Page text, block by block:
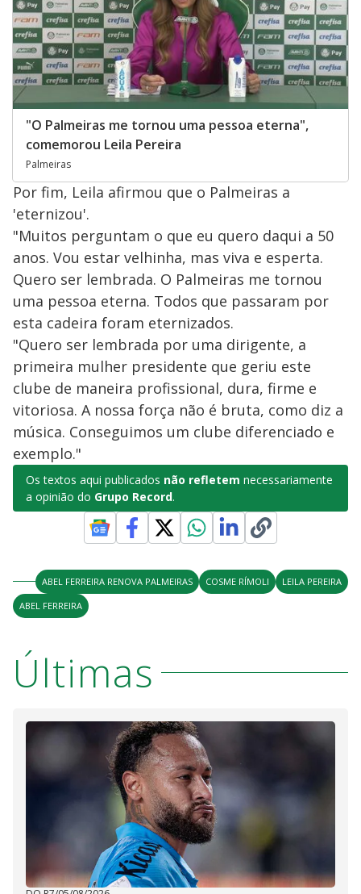
"O Palmeiras me tornou uma pessoa eterna",
comemorou Leila Pereira
Palmeiras
Por fim, Leila afirmou que o Palmeiras a
'eternizou'.
"Muitos perguntam o que eu quero daqui a 50
anos. Vou estar velhinha, mas viva e esperta.
Quero ser lembrada. O Palmeiras me tornou
uma pessoa eterna. Todos que passaram por
esta cadeira foram eternizados.
"Quero ser lembrada por uma dirigente, a
primeira mulher presidente que geriu este
clube de maneira profissional, dura, firme e
vitoriosa. A nossa força não é bruta, como diz a
música. Conseguimos um clube diferenciado e
exemplo."
Os textos aqui publicados não refletem necessariamente
a opinião do Grupo Record.
ABEL FERREIRA RENOVA PALMEIRAS COSME RÍMOLI
LEILA PEREIRA
ABEL FERREIRA
Últimas